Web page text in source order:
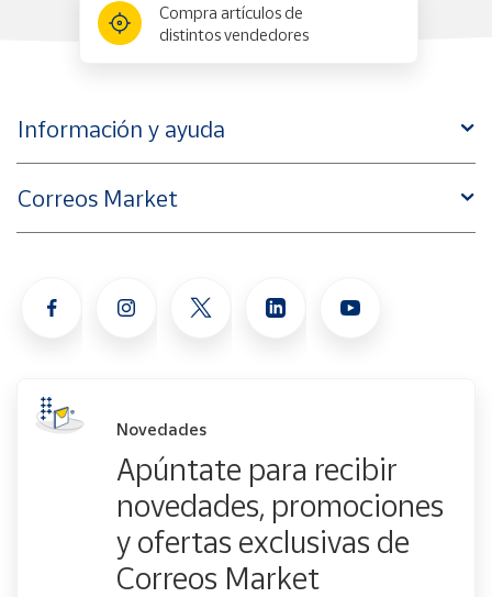
Compra artículos de
distintos vendedores
Información y ayuda
Correos Market
Novedades
Apúntate para recibir
novedades, promociones
y ofertas exclusivas de
Correos Market